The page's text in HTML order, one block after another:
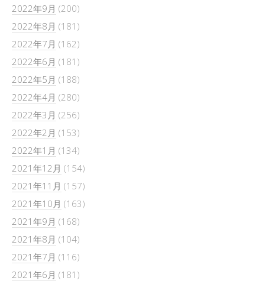
2022年9月 (200)
2022年8月 (181)
2022年7月 (162)
2022年6月 (181)
2022年5月 (188)
2022年4月 (280)
2022年3月 (256)
2022年2月 (153)
2022年1月 (134)
2021年12月 (154)
2021年11月 (157)
2021年10月 (163)
2021年9月 (168)
2021年8月 (104)
2021年7月 (116)
2021年6月 (181)